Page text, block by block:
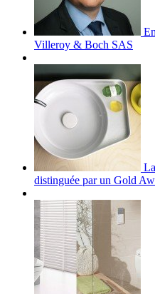
Villeroy & Boch SAS
distinguée par un Gold